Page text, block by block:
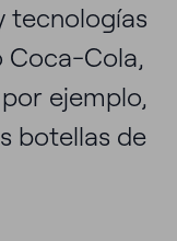
tecnologías
Coca-Cola,
ejemplo,
botellas de